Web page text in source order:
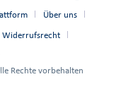
Über uns
Widerrufsrecht
Rechte vorbehalten